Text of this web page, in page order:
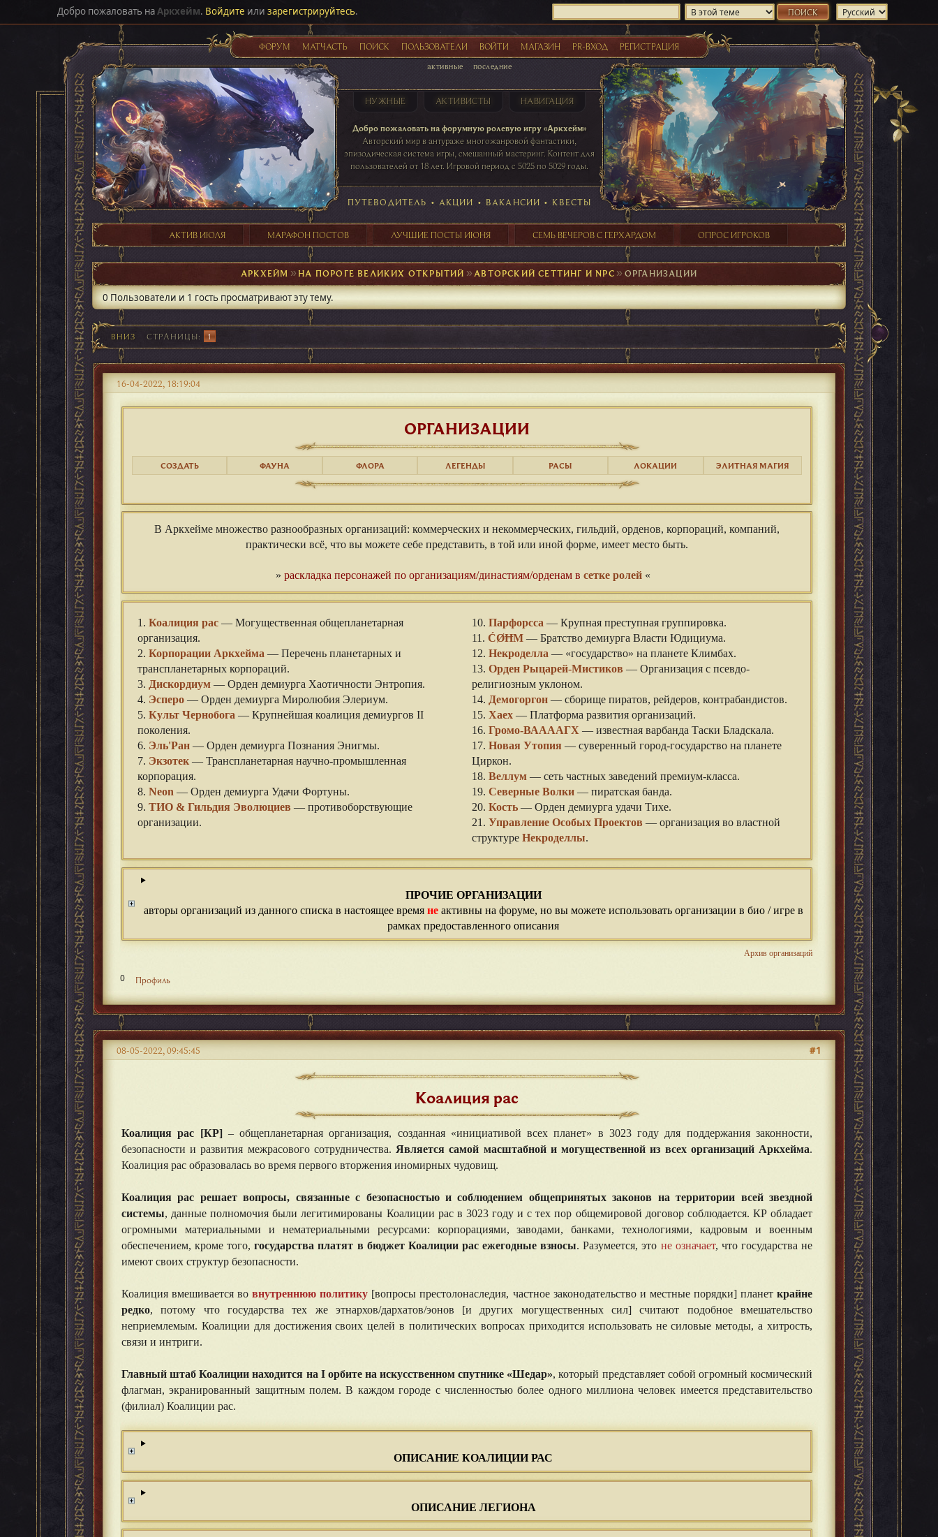
Добро пожаловать наАркхейм. Войдите или зарегистрируйтесь.
ФОРУМ МАТЧАСТЬ ПОИСК ПОЛЬЗОВАТЕЛИ ВОЙТИ МАГАЗИН PR-ВХОД РЕГИСТРАЦИЯ
активные последние
НУЖНЫЕ АКТИВИСТЫ НАВИГАЦИЯ
Добро пожаловать на форумную ролевую игру «Аркхейм»
Авторский мир в антураже многожанровой фантастики,
эпизодическая система игры, смешанный мастеринг. Контент для
пользователей от 18 лет. Игровой период с 5025 по 5029 годы.
таблице игровой активности
41 ПОСТОВ 31 ПОСТОВ 29 ПОСТОВ 24 ПОСТОВ
ПУТЕВОДИТЕЛЬ • АКЦИИ • ВАКАНСИИ • КВЕСТЫ
АКТИВ ИЮЛЯ МАРАФОН ПОСТОВ ЛУЧШИЕ ПОСТЫ ИЮНЯ СЕМЬ ВЕЧЕРОВ С ГЕРХАРДОМ ОПРОС ИГРОКОВ
АРКХЕЙМ ►НА ПОРОГЕ ВЕЛИКИХ ОТКРЫТИЙ ►АВТОРСКИЙ СЕТТИНГ И NPC ►ОРГАНИЗАЦИИ
0 Пользователи и 1 гость просматривают эту тему.
ВНИЗ СТРАНИЦЫ 1
16-04-2022, 18:19:04
ОРГАНИЗАЦИИ
СОЗДАТЬ ФАУНА ФЛОРА ЛЕГЕНДЫ РАСЫ ЛОКАЦИИ ЭЛИТНАЯ МАГИЯ
В Аркхейме множество разнообразных организаций: коммерческих и некоммерческих, гильдий, орденов, корпораций, компаний,
практически всё, что вы можете себе представить, в той или иной форме, имеет место быть.
» раскладка персонажей по организациям/династиям/орденам в сетке ролей «⠀
1. Коалиция рас— Могущественная общепланетарная
организация.
2. Корпорации Аркхейма— Перечень планетарных и
транспланетарных корпораций.
3. Дискордиум— Орден демиурга Хаотичности Энтропия.
4. Эсперо— Орден демиурга Миролюбия Элериум.
5. Культ Чернобога— Крупнейшая коалиция демиургов II
поколения.
6. Эль'Ран— Орден демиурга Познания Энигмы.
7. Экзотек— Транспланетарная научно-промышленная
корпорация.
8. Neon— Орден демиурга Удачи Фортуны.
9. ТИО & Гильдия Эволюциев — противоборствующие
организации.
10. Парфорсса— Крупная преступная группировка.
11. ĆØĦΜ— Братство демиурга Власти Юдициума.
12. Некроделла— «государство» на планете Климбах.
13. Орден Рыцарей-Мистиков — Организация с псевдо-
религиозным уклоном.
14. Демогоргон— сборище пиратов, рейдеров, контрабандистов.
15. Xaex— Платформа развития организаций.
16. Громо-ВААААГХ— известная варбанда Таски Бладскала.
17. Новая Утопия — суверенный город-государство на планете
Циркон.
18. Веллум— сеть частных заведений премиум-класса.
19. Северные Волки— пиратская банда.
20. Кость— Орден демиурга удачи Тихе.
21. Управление Особых Проектов — организация во властной
структуре Некроделлы.
ПРОЧИЕ ОРГАНИЗАЦИИ
авторы организаций из данного списка в настоящее время неактивны на форуме, но вы можете использовать организации в био / игре в
рамках предоставленного описания
Архив организаций
0 Профиль
#1
08-05-2022, 09:45:45
Коалиция рас
Коалиция рас [КР]– общепланетарная организация, созданная «инициативой всех планет» в 3023 году для поддержания законности,
безопасности и развития межрасового сотрудничества.Является самой масштабной и могущественной из всех организаций Аркхейма.
Коалиция рас образовалась во время первого вторжения иномирных чудовищ.
Коалиция рас решает вопросы, связанные с безопасностью и соблюдением общепринятых законов на территории всей звездной
системы, данные полномочия были легитимированы Коалиции рас в 3023 году и с тех пор общемировой договор соблюдается. КР обладает
огромными материальными и нематериальными ресурсами: корпорациями, заводами, банками, технологиями, кадровым и военным
обеспечением, кроме того,государства платят в бюджет Коалиции рас ежегодные взносы. Разумеется, это не означает, что государства не
имеют своих структур безопасности.
Коалиция вмешивается вовнутреннюю политику [вопросы престолонаследия, частное законодательство и местные порядки] планеткрайне
редко, потому что государства тех же этнархов/дархатов/эонов [и других могущественных сил] считают подобное вмешательство
неприемлемым. Коалиции для достижения своих целей в политических вопросах приходится использовать не силовые методы, а хитрость,
связи и интриги.
Главный штаб Коалиции находится на I орбите на искусственном спутнике «Шедар», который представляет собой огромный космический
флагман, экранированный защитным полем. В каждом городе с численностью более одного миллиона человек имеется представительство
(филиал) Коалиции рас.
ОПИСАНИЕ КОАЛИЦИИ РАС
ОПИСАНИЕ ЛЕГИОНА